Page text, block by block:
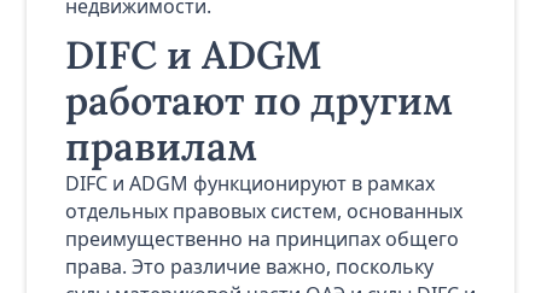
недвижимости.
DIFC и ADGM
работают по другим
правилам
DIFC и ADGM функционируют в рамках
отдельных правовых систем, основанных
преимущественно на принципах общего
права. Это различие важно, поскольку